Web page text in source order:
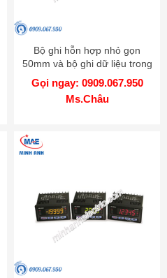
Bộ ghi hỗn hợp nhỏ gọn
50mm và bộ ghi dữ liệu trong
một - Model KRN50
Gọi ngay: 0909.067.950
Ms.Châu